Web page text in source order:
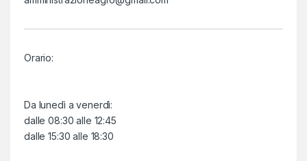
Orario:
Da lunedì a venerdì:
dalle 08:30 alle 12:45
dalle 15:30 alle 18:30